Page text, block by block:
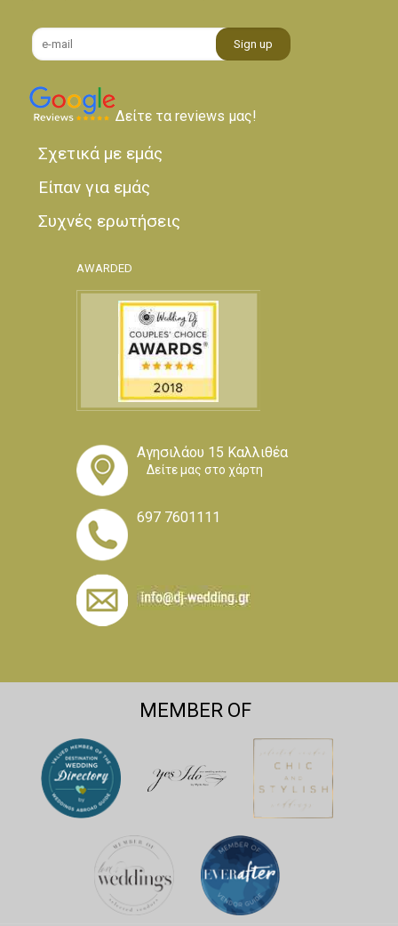
Δείτε τα reviews μας!
Σχετικά με εμάς
Είπαν για εμάς
Συχνές ερωτήσεις
AWARDED
Αγησιλάου 15 Καλλιθέα
Δείτε μας στο χάρτη
697 7601111
MEMBER OF